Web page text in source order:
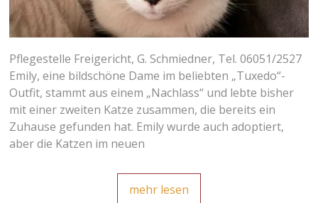
Pflegestelle Freigericht, G. Schmiedner, Tel. 06051/2527
Emily, eine bildschöne Dame im beliebten „Tuxedo“-
Outfit, stammt aus einem „Nachlass“ und lebte bisher
mit einer zweiten Katze zusammen, die bereits ein
Zuhause gefunden hat. Emily wurde auch adoptiert,
aber die Katzen im neuen
mehr lesen